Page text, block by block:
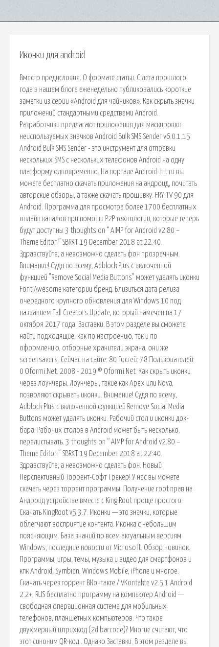
Иконки для android
Вместо предисловия. О формате статьи. С лета прошлого
года в нашем блоге еженедельно публиковались короткие
заметки из серии «Android для чайников». Как скрыть значки
приложений стандартными средствами Android.
Разработчики предлагают приложения для маскировки
неиспользуемых значков Android Bulk SMS Sender v6.0.1.15
Android Bulk SMS Sender - это инструмент для отправки
нескольких SMS с нескольких телефонов Android на одну
платформу одновременно. На портале Android-hit.ru вы
можете бесплатно скачать приложения на андроид, почитать
авторские обзоры, а также скачать прошивку. FRY!TV 90 для
Android. Программа для просмотра более 1700 бесплатных
онлайн каналов при помощи P2P технологии, которые теперь
будут доступны 3 thoughts on “ AIMP for Android v2.80 –
Theme Editor ” SBRKT 19 December 2018 at 22:40.
Здравствуйте, а невозможно сделать фон прозрачным.
Внимание! Судя по всему, Adblock Plus с включенной
функцией "Remove Social Media Buttons" может удалять иконки
Font Awesome категории бренд. Близиться дата релиза
очередного крупного обновления для Windows 10 под
названием Fall Creators Update, который намечен на 17
октября 2017 года. Заставки. В этом разделе вы сможете
найти подходящие, как по настроению, так и по
оформлению, отборные хранители экрана, они же
screensavers. Сейчас на сайте: 80 Гостей: 78 Пользователей:
0 Oformi.Net. 2008 - 2019 © Oformi.Net. Как скрыть иконки
через лоунчеры. Лоунчеры, такие как Apex или Nova,
позволяют скрывать иконки. Внимание! Судя по всему,
Adblock Plus с включенной функцией Remove Social Media
Buttons может удалять иконки. Рабочий стол и иконки док-
бара. Рабочих столов в Android может быть несколько,
перелистывать. 3 thoughts on “ AIMP for Android v2.80 –
Theme Editor ” SBRKT 19 December 2018 at 22:40.
Здравствуйте, а невозможно сделать фон. Новый
Перспективный Торрент-Софт Трекер! У нас вы можете
скачать через торрент программы. Получение root прав на
Андроид устройстве вместе с King Root проще простого.
Скачать KingRoot v5.3.7. Иконки — это значки, которые
облегчают восприятие контента. Иконка с небольшим
поясняющим. База знаний по всем актуальным версиям
Windows, последние новости от Microsoft. Обзор новинок.
Программы, игры, темы, музыка и видео для смартфонов и
кпк Android, Symbian, Windows Mobile, iPhone и многое.
Скачать через торрент ВКонтакте / VKontakte v2.5.1 Android
2.2+, RUS бесплатно программу на компьютер Android —
свободная операционная система для мобильных
телефонов, планшетных компьютеров. Что такое
двухмерный штрихкод (2d barcode)? Многие считают, что
этот синоним QR-код . Однако Заставки. В этом разделе вы